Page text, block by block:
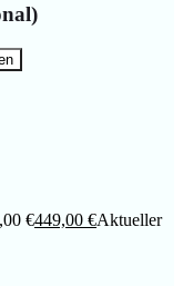
€449,00 €Aktueller